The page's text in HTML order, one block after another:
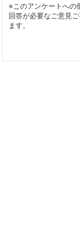
※このアンケートへの
回答が必要なご意見
ます。